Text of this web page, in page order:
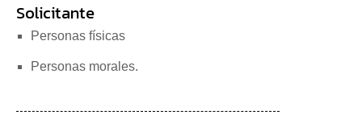
Solicitante
Personas físicas
Personas morales.